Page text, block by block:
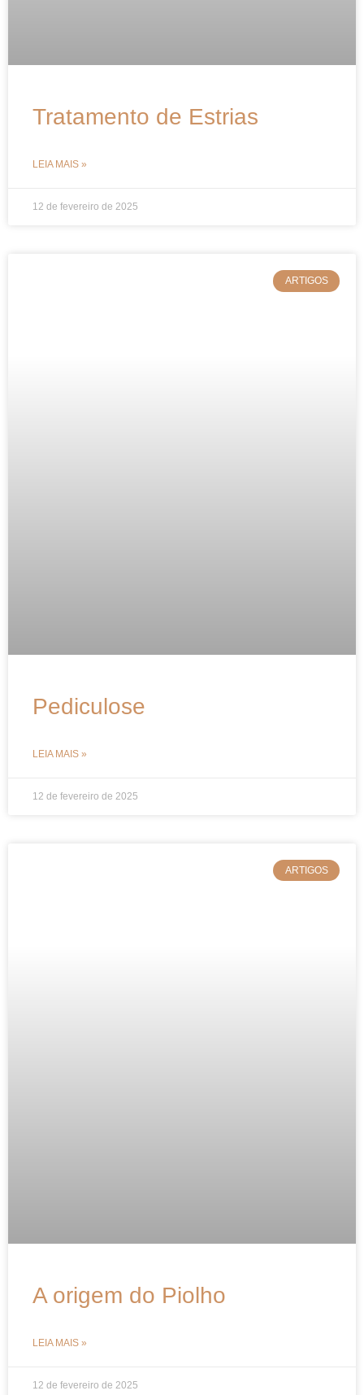
Tratamento de Estrias
LEIA MAIS »
12 de fevereiro de 2025
ARTIGOS
Pediculose
LEIA MAIS »
12 de fevereiro de 2025
ARTIGOS
A origem do Piolho
LEIA MAIS »
12 de fevereiro de 2025